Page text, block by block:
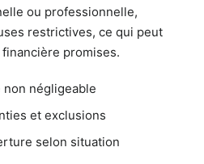
ou professionnelle,
restrictives, ce qui peut
promises.
négligeable
et exclusions
selon situation